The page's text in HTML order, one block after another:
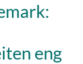
eng